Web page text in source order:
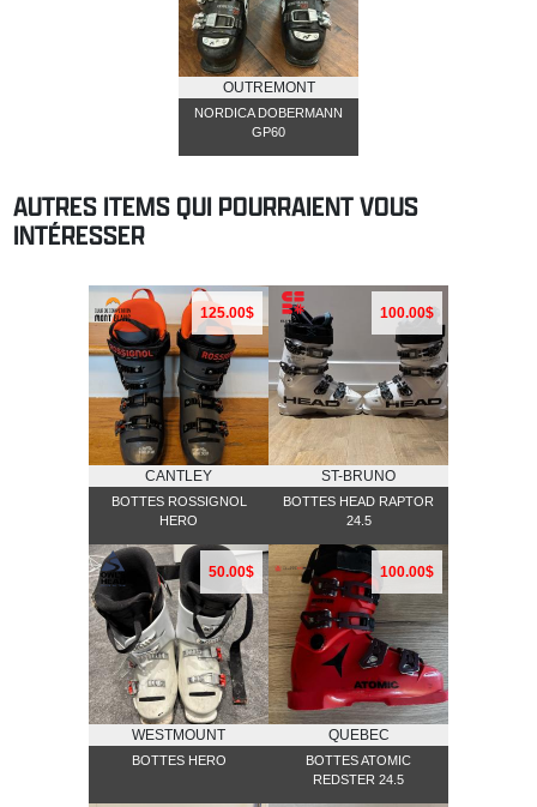
OUTREMONT
NORDICA DOBERMANN
GP60
AUTRES ITEMS QUI POURRAIENT VOUS
INTÉRESSER
125.00$
CANTLEY
BOTTES ROSSIGNOL
HERO
100.00$
ST-BRUNO
BOTTES HEAD RAPTOR
24.5
50.00$
WESTMOUNT
BOTTES HERO
100.00$
QUEBEC
BOTTES ATOMIC
REDSTER 24.5